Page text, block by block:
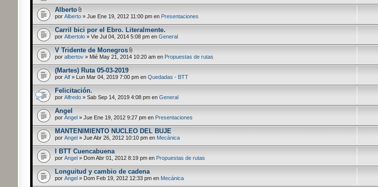
Alberto
por Alberto» Jue Ene 19, 2012 11:00 pm en Presentaciones
Carril bici por el Ebro. Literalmente.
por Albertolo» Vie Jul 04, 2014 5:08 pm en General
V Tridente de Monegros
por albertov» Mié May 21, 2014 10:20 am en Propuestas de rutas
(Martes) Ruta 05-03-2019
por Alf» Lun Mar 04, 2019 7:00 pm en Quedadas - BTT
Felicitación.
por Alfredo» Sab Sep 14, 2019 4:08 pm en General
Angel
por Angel» Jue Ene 19, 2012 9:27 pm en Presentaciones
MANTENIMIENTO NUCLEO DEL BUJE
por Angel» Jue Abr 26, 2012 10:10 pm en Mecánica
I BTT Cuencabuena
por Angel» Dom Abr 01, 2012 8:19 pm en Propuestas de rutas
Longuitud y cambio de cadena
por Angel» Dom Feb 19, 2012 12:33 pm en Mecánica